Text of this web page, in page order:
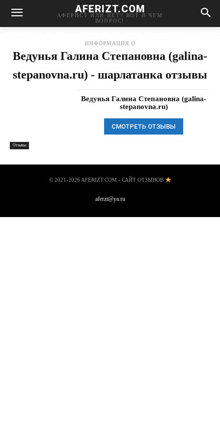
AFERIZT.COM
АФЕРИСТ ИЛИ НЕТ? ВОТ В ЧЕМ
ВОПРОС!
ИНФОРМАЦИЯ О
Ведунья Галина Степановна (galina-
stepanovna.ru) - шарлатанка отзывы
Отзывы
Ведунья Галина Степановна (galina-
stepanovna.ru)
СМОТРЕТЬ ОТЗЫВЫ
© 2021-2026 AFERIZT.COM - САЙТ ОТЗЫВОВ
aferzt@ya.ru